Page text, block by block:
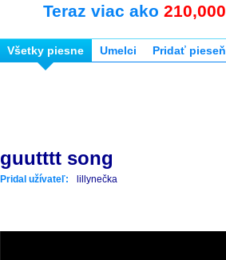
Teraz viac ako 210,000
Všetky piesne Umelci Pridať pieseň
guutttt song
Pridal užívateľ: lillynečka